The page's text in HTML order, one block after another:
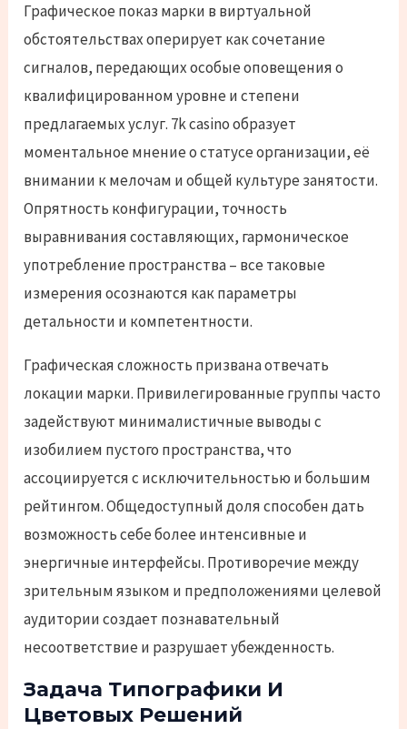
Графическое показ марки в виртуальной
обстоятельствах оперирует как сочетание
сигналов, передающих особые оповещения о
квалифицированном уровне и степени
предлагаемых услуг. 7k casino образует
моментальное мнение о статусе организации, её
внимании к мелочам и общей культуре занятости.
Опрятность конфигурации, точность
выравнивания составляющих, гармоническое
употребление пространства – все таковые
измерения осознаются как параметры
детальности и компетентности.
Графическая сложность призвана отвечать
локации марки. Привилегированные группы часто
задействуют минималистичные выводы с
изобилием пустого пространства, что
ассоциируется с исключительностью и большим
рейтингом. Общедоступный доля способен дать
возможность себе более интенсивные и
энергичные интерфейсы. Противоречие между
зрительным языком и предположениями целевой
аудитории создает познавательный
несоответствие и разрушает убежденность.
Задача Типографики И
Цветовых Решений